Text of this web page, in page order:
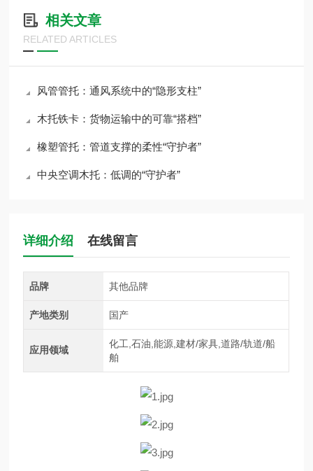
相关文章
RELATED ARTICLES
风管管托：通风系统中的“隐形支柱”
木托铁卡：货物运输中的可靠“搭档”
橡塑管托：管道支撑的柔性“守护者”
中央空调木托：低调的“守护者”
详细介绍 在线留言
品牌 其他品牌
产地类别 国产
应用领域
化工,石油,能源,建材/家具,道路/轨道/船
舶